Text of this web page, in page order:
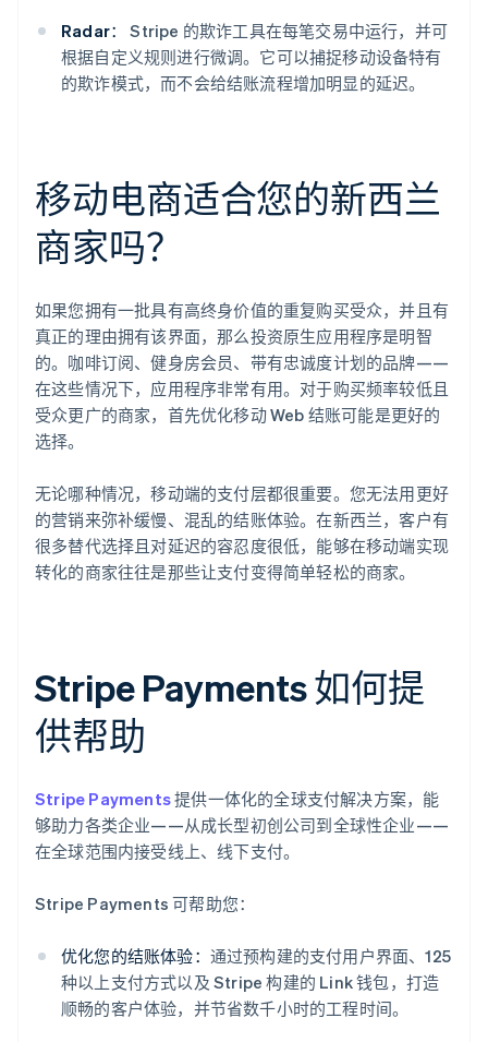
Radar：
Stripe 的欺诈工具在每笔交易中运行，并可
根据自定义规则进行微调。它可以捕捉移动设备特有
的欺诈模式，而不会给结账流程增加明显的延迟。
移动电商适合您的新西兰
商家吗？
如果您拥有一批具有高终身价值的重复购买受众，并且有
真正的理由拥有该界面，那么投资原生应用程序是明智
的。咖啡订阅、健身房会员、带有忠诚度计划的品牌——
在这些情况下，应用程序非常有用。对于购买频率较低且
受众更广的商家，首先优化移动 Web 结账可能是更好的
选择。
无论哪种情况，移动端的支付层都很重要。您无法用更好
的营销来弥补缓慢、混乱的结账体验。在新西兰，客户有
很多替代选择且对延迟的容忍度很低，能够在移动端实现
转化的商家往往是那些让支付变得简单轻松的商家。
Stripe Payments 如何提
供帮助
Stripe Payments提供一体化的全球支付解决方案，能
够助力各类企业——从成长型初创公司到全球性企业——
在全球范围内接受线上、线下支付。
Stripe Payments 可帮助您：
优化您的结账体验： 通过预构建的支付用户界面、125
种以上支付方式以及 Stripe 构建的 Link 钱包，打造
顺畅的客户体验，并节省数千小时的工程时间。